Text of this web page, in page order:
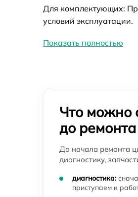
Ремонт электронно-
цифрового бинокля
характеристик
Veber
Ремонт
бинокля Veber
Исправление
цифрового бинокля
Замена энкодера
бинокля Veber
Для комплектующих:
условий эксплуатации.
Показать полностью
Что можно
до
До начала ремонта
диагностику,
диагностика:
приступаем к